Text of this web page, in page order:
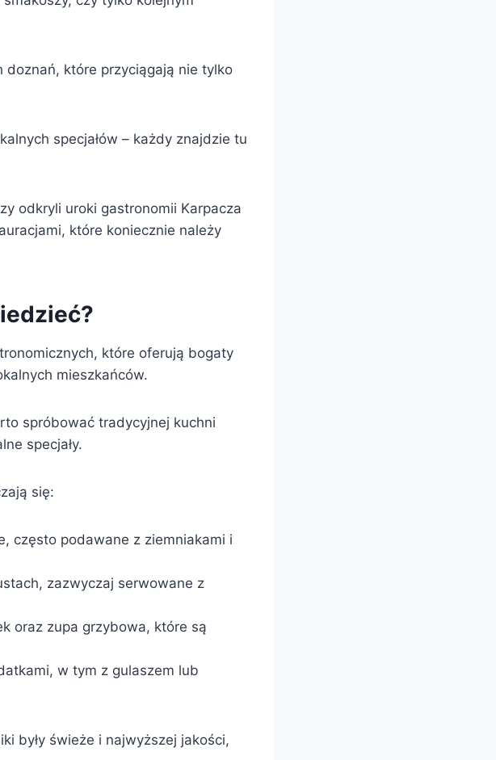
doznań, które przyciągają nie tylko
specjałów – każdy znajdzie tu
odkryli uroki gastronomii Karpacza
które koniecznie należy
które oferują bogaty
mieszkańców.
spróbować tradycyjnej kuchni
specjały.
się:
często podawane z ziemniakami i
zazwyczaj serwowane z
oraz zupa grzybowa, które są
w tym z gulaszem lub
były świeże i najwyższej jakości,